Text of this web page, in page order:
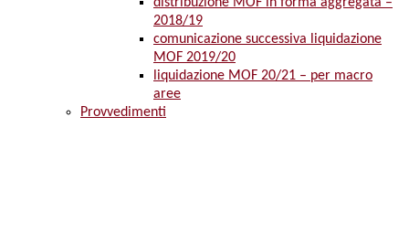
distribuzione MOF in forma aggregata –
2018/19
comunicazione successiva liquidazione
MOF 2019/20
liquidazione MOF 20/21 – per macro
aree
Provvedimenti